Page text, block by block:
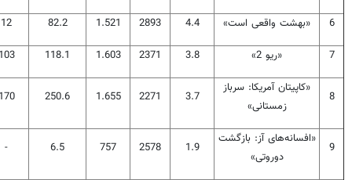
6 «بهشت واقعی است» 4.4
2893
1.521
82.2
12
7 «ریو 2» 3.8
2371
1.603
118.1
8
«کاپیتان آمریکا: سرباز
زمستانی»
3.7
2271
1.655
250.6
9
«افسانه‌های آز: بازگشت
دوروتی»
1.9
2578
757
6.5
-